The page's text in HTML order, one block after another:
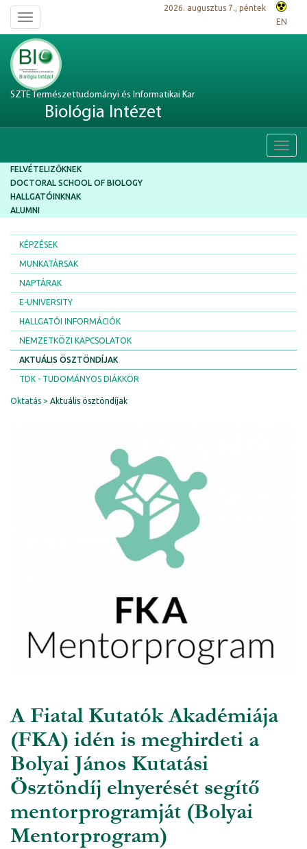
Toggle
navigation
2026. augusztus 7., péntek
EN
SZTE Természettudományi és Informatikai Kar
Biológia Intézet
FELVÉTELIZŐKNEK
DOCTORAL SCHOOL OF BIOLOGY
HALLGATÓINKNAK
ALUMNI
KÉPZÉSEK
MUNKATÁRSAK
NAPTÁRAK
E-UNIVERSITY
HALLGATÓI INFORMÁCIÓK
NEMZETKÖZI KAPCSOLATOK
AKTUÁLIS ÖSZTÖNDÍJAK
TDK - TUDOMÁNYOS DIÁKKÖR
Oktatás Aktuális ösztöndíjak
A Fiatal Kutatók Akadémiája
(FKA) idén is meghirdeti a
Bolyai János Kutatási
Ösztöndíj elnyerését segítő
mentorprogramját (Bolyai
Mentorprogram)